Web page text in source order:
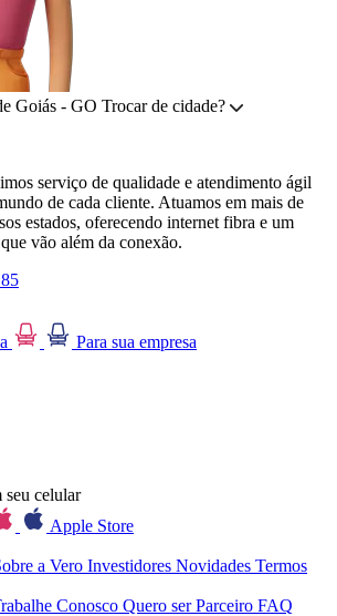
Goiás - GO Trocar de cidade?
serviço de qualidade e atendimento ágil
de cada cliente. Atuamos em mais de
estados, oferecendo internet fibra e um
vão além da conexão.
Para sua empresa
celular
Apple Store
a Vero Investidores Novidades Termos
Conosco Quero ser Parceiro FAQ